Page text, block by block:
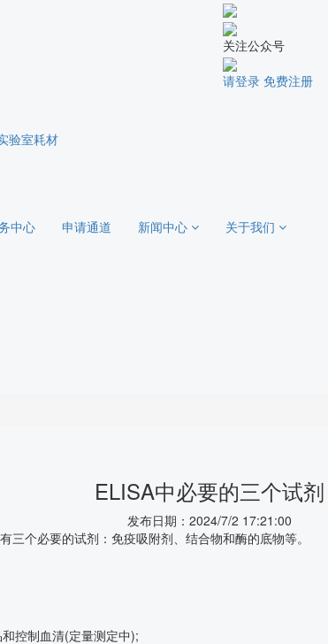
关注公众号
请登录 免费注册
验室耗材
中心 申请通道 新闻中心 关于我们
ELISA中必要的三个试剂
发布日期：2024/7/2 17:21:00
个必要的试剂：免疫吸附剂、结合物和酶的底物等。
控制血清(定量测定中);